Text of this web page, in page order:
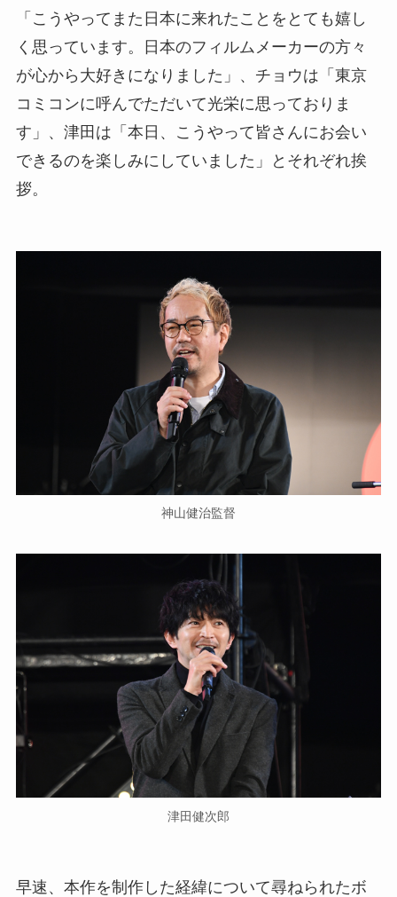
「こうやってまた日本に来れたことをとても嬉し
く思っています。日本のフィルムメーカーの方々
が心から大好きになりました」、チョウは「東京
コミコンに呼んでただいて光栄に思っておりま
す」、津田は「本日、こうやって皆さんにお会い
できるのを楽しみにしていました」とそれぞれ挨
拶。
神山健治監督
津田健次郎
早速、本作を制作した経緯について尋ねられたボ